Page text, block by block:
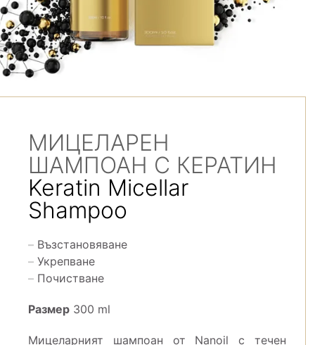
МИЦЕЛАРЕН
ШАМПОАН С КЕРАТИН
Keratin Micellar
Shampoo
Възстановяване
Укрепване
Почистване
Размер 300 ml
Мицеларният шампоан от Nanoil с течен